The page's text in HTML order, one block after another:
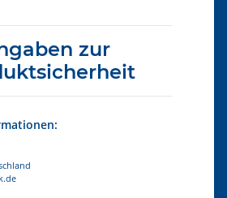
zur